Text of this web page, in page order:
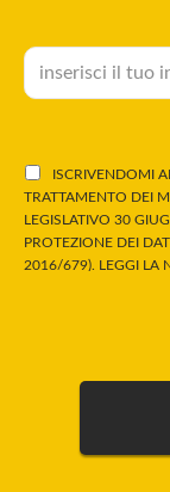
ISCRIVENDOMI
TRATTAMENTO DEI
LEGISLATIVO 30
PROTEZIONE DEI
2016/679). LEGGI LA